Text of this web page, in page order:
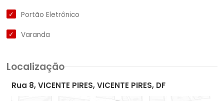
Portão Eletrônico
Varanda
Localização
Rua 8, VICENTE PIRES, VICENTE PIRES, DF